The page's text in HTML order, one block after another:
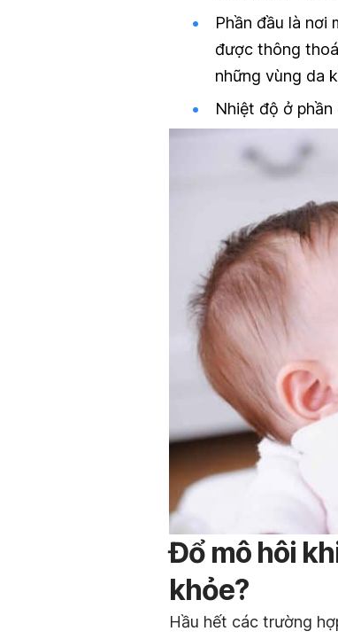
Phần đầu là nơi
được thông
những vùng da
Nhiệt độ ở
Đổ mô hôi
khỏe?
Hầu hết các trường